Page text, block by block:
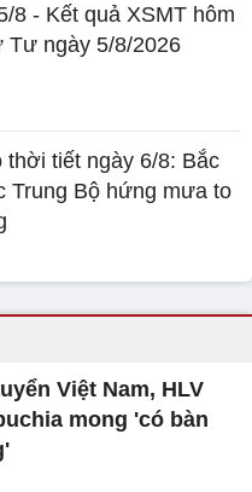
8 - Kết quả XSMT hôm
Tư ngày 5/8/2026
thời tiết ngày 6/8: Bắc
Trung Bộ hứng mưa to
Việt Nam, HLV
mong 'có bàn